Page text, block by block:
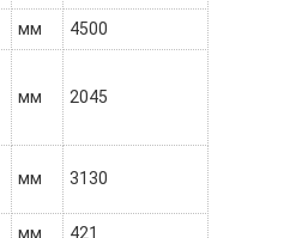
мм 4500
мм 2045
мм 3130
мм 421